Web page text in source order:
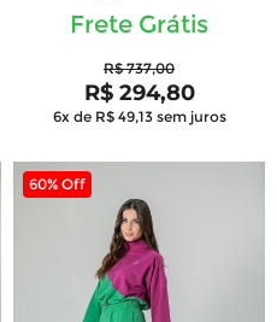
Frete Grátis
R$ 737,00
R$ 294,80
6x de R$ 49,13 sem juros
60% Off